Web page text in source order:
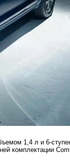
1,4 л и 6-
комплектации